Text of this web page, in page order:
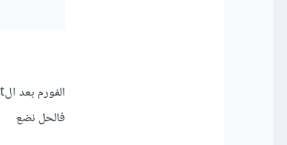
الفورم بعد الsubmit يحدث تحديث للصفحة بشكل كامل فتتحدث من جديد بسبب ذلك تختفي الرسالة
فالحل نضع